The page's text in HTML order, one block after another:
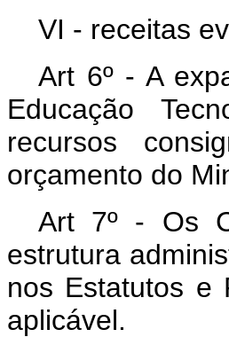
VI - receitas
Art 6º - A
Educação
recursos
orçamento do
Art 7º - Os
estrutura
nos Estatutos e
aplicável.